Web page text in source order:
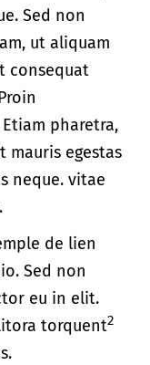
Sed non
ut aliquam
consequat
pharetra,
mauris egestas
neque. vitae
de lien
Sed non
eu in elit.
torquent2